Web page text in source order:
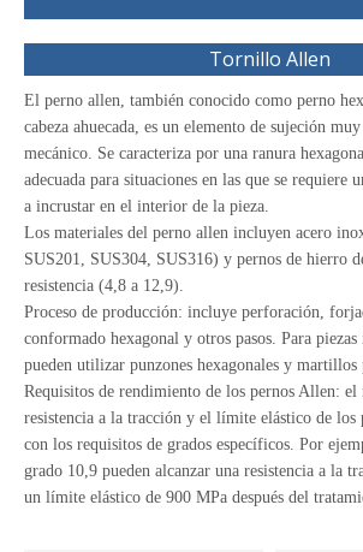
Tornillo Allen
El perno allen, también conocido como perno
cabeza ahuecada, es un elemento de sujeción
mecánico. Se caracteriza por una ranura
adecuada para situaciones en las que se requiere
a incrustar en el interior de la pieza.
Los materiales del perno allen incluyen acero
SUS201, SUS304, SUS316) y pernos de hierro
resistencia (4,8 a 12,9).
Proceso de producción: incluye perforación,
conformado hexagonal y otros pasos. Para
pueden utilizar punzones hexagonales y martillos
Requisitos de rendimiento de los pernos Allen:
resistencia a la tracción y el límite elástico de los
con los requisitos de grados específicos. Por
grado 10,9 pueden alcanzar una resistencia a la
un límite elástico de 900 MPa después del